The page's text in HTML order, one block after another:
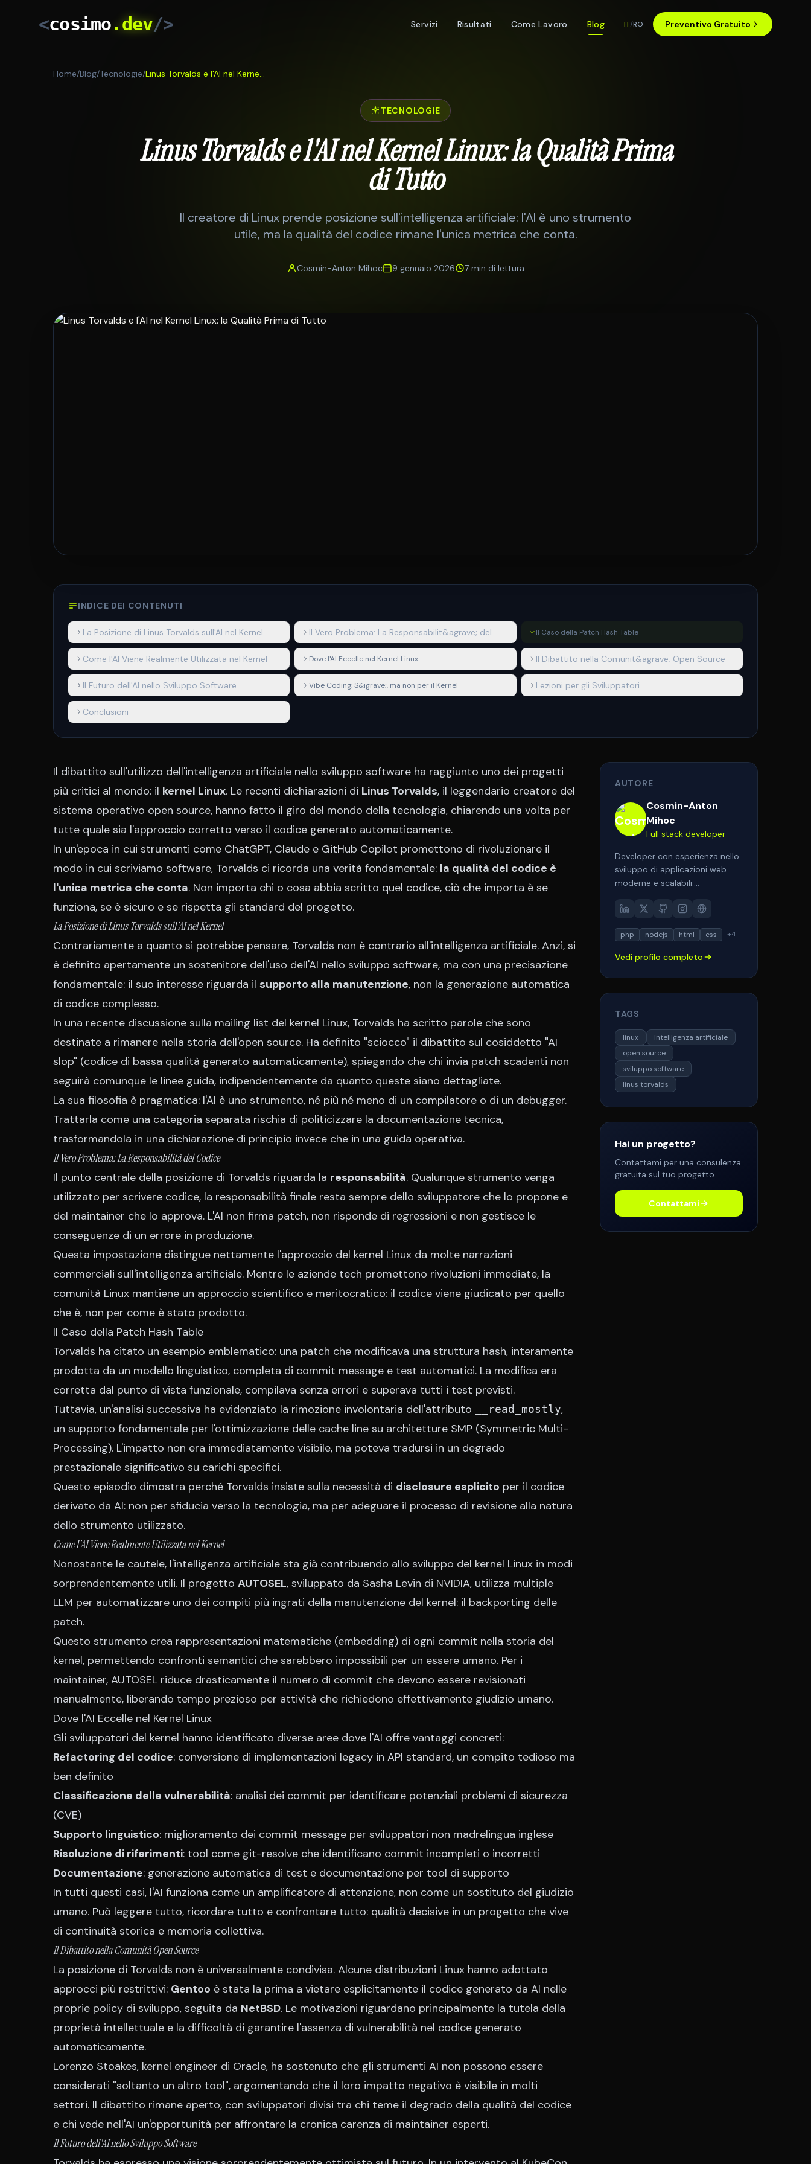
<cosimo.dev/> Servizi Risultati Come Lavoro Blog IT/RO Preventivo Gratuito
Home/Blog/Tecnologie/ Linus Torvalds e l'AI nel Kernel Linux: la Qualità Prima di Tutto
TECNOLOGIE
Linus Torvalds e l'AI nel Kernel Linux: la Qualità Prima
di Tutto
Il creatore di Linux prende posizione sull'intelligenza artificiale: l'AI è uno strumento
utile, ma la qualità del codice rimane l'unica metrica che conta.
Cosmin-Anton Mihoc 9 gennaio 2026 7 min di lettura
INDICE DEI CONTENUTI
La Posizione di Linus Torvalds sull'AI nel Kernel
Il Vero Problema: La Responsabilit&agrave; del
Codice
Il Caso della Patch Hash Table
Come l'AI Viene Realmente Utilizzata nel Kernel Dove l'AI Eccelle nel Kernel Linux Il Dibattito nella Comunit&agrave; Open Source
Il Futuro dell'AI nello Sviluppo Software Vibe Coding: S&igrave;, ma non per il Kernel Lezioni per gli Sviluppatori
Conclusioni
Il dibattito sull'utilizzo dell'intelligenza artificiale nello sviluppo software ha raggiunto uno dei progetti
più critici al mondo: il kernel Linux. Le recenti dichiarazioni di Linus Torvalds, il leggendario creatore del
sistema operativo open source, hanno fatto il giro del mondo della tecnologia, chiarendo una volta per
tutte quale sia l'approccio corretto verso il codice generato automaticamente.
In un'epoca in cui strumenti come ChatGPT, Claude e GitHub Copilot promettono di rivoluzionare il
modo in cui scriviamo software, Torvalds ci ricorda una verità fondamentale: la qualità del codice è
l'unica metrica che conta. Non importa chi o cosa abbia scritto quel codice, ciò che importa è se
funziona, se è sicuro e se rispetta gli standard del progetto.
La Posizione di Linus Torvalds sull'AI nel Kernel
Contrariamente a quanto si potrebbe pensare, Torvalds non è contrario all'intelligenza artificiale. Anzi, si
è definito apertamente un sostenitore dell'uso dell'AI nello sviluppo software, ma con una precisazione
fondamentale: il suo interesse riguarda il supporto alla manutenzione, non la generazione automatica
di codice complesso.
In una recente discussione sulla mailing list del kernel Linux, Torvalds ha scritto parole che sono
destinate a rimanere nella storia dell'open source. Ha definito "sciocco" il dibattito sul cosiddetto "AI
slop" (codice di bassa qualità generato automaticamente), spiegando che chi invia patch scadenti non
seguirà comunque le linee guida, indipendentemente da quanto queste siano dettagliate.
La sua filosofia è pragmatica: l'AI è uno strumento, né più né meno di un compilatore o di un debugger.
Trattarla come una categoria separata rischia di politicizzare la documentazione tecnica,
trasformandola in una dichiarazione di principio invece che in una guida operativa.
Il Vero Problema: La Responsabilità del Codice
Il punto centrale della posizione di Torvalds riguarda la responsabilità. Qualunque strumento venga
utilizzato per scrivere codice, la responsabilità finale resta sempre dello sviluppatore che lo propone e
del maintainer che lo approva. L'AI non firma patch, non risponde di regressioni e non gestisce le
conseguenze di un errore in produzione.
Questa impostazione distingue nettamente l'approccio del kernel Linux da molte narrazioni
commerciali sull'intelligenza artificiale. Mentre le aziende tech promettono rivoluzioni immediate, la
comunità Linux mantiene un approccio scientifico e meritocratico: il codice viene giudicato per quello
che è, non per come è stato prodotto.
Il Caso della Patch Hash Table
Torvalds ha citato un esempio emblematico: una patch che modificava una struttura hash, interamente
prodotta da un modello linguistico, completa di commit message e test automatici. La modifica era
corretta dal punto di vista funzionale, compilava senza errori e superava tutti i test previsti.
Tuttavia, un'analisi successiva ha evidenziato la rimozione involontaria dell'attributo
__read_mostly,
un supporto fondamentale per l'ottimizzazione delle cache line su architetture SMP (Symmetric Multi-
Processing). L'impatto non era immediatamente visibile, ma poteva tradursi in un degrado
prestazionale significativo su carichi specifici.
Questo episodio dimostra perché Torvalds insiste sulla necessità di disclosure esplicito per il codice
derivato da AI: non per sfiducia verso la tecnologia, ma per adeguare il processo di revisione alla natura
dello strumento utilizzato.
Come l'AI Viene Realmente Utilizzata nel Kernel
Nonostante le cautele, l'intelligenza artificiale sta già contribuendo allo sviluppo del kernel Linux in modi
sorprendentemente utili. Il progetto AUTOSEL, sviluppato da Sasha Levin di NVIDIA, utilizza multiple
LLM per automatizzare uno dei compiti più ingrati della manutenzione del kernel: il backporting delle
patch.
Questo strumento crea rappresentazioni matematiche (embedding) di ogni commit nella storia del
kernel, permettendo confronti semantici che sarebbero impossibili per un essere umano. Per i
maintainer, AUTOSEL riduce drasticamente il numero di commit che devono essere revisionati
manualmente, liberando tempo prezioso per attività che richiedono effettivamente giudizio umano.
Dove l'AI Eccelle nel Kernel Linux
Gli sviluppatori del kernel hanno identificato diverse aree dove l'AI offre vantaggi concreti:
Refactoring del codice: conversione di implementazioni legacy in API standard, un compito tedioso ma
ben definito
Classificazione delle vulnerabilità: analisi dei commit per identificare potenziali problemi di sicurezza
(CVE)
Supporto linguistico: miglioramento dei commit message per sviluppatori non madrelingua inglese
Risoluzione di riferimenti: tool come git-resolve che identificano commit incompleti o incorretti
Documentazione: generazione automatica di test e documentazione per tool di supporto
In tutti questi casi, l'AI funziona come un amplificatore di attenzione, non come un sostituto del giudizio
umano. Può leggere tutto, ricordare tutto e confrontare tutto: qualità decisive in un progetto che vive
di continuità storica e memoria collettiva.
Il Dibattito nella Comunità Open Source
La posizione di Torvalds non è universalmente condivisa. Alcune distribuzioni Linux hanno adottato
approcci più restrittivi: Gentoo è stata la prima a vietare esplicitamente il codice generato da AI nelle
proprie policy di sviluppo, seguita da NetBSD. Le motivazioni riguardano principalmente la tutela della
proprietà intellettuale e la difficoltà di garantire l'assenza di vulnerabilità nel codice generato
automaticamente.
Lorenzo Stoakes, kernel engineer di Oracle, ha sostenuto che gli strumenti AI non possono essere
considerati "soltanto un altro tool", argomentando che il loro impatto negativo è visibile in molti
settori. Il dibattito rimane aperto, con sviluppatori divisi tra chi teme il degrado della qualità del codice
e chi vede nell'AI un'opportunità per affrontare la cronica carenza di maintainer esperti.
Il Futuro dell'AI nello Sviluppo Software
AUTORE
Cosmin-Anton
Mihoc
Full stack developer
Developer con esperienza nello
sviluppo di applicazioni web
moderne e scalabili.
Node.js e tecnologie frontend
Appassionato di architetture
experience. Aiuto aziende e
professionisti a trasformare le
php nodejs html css +4
Vedi profilo completo
TAGS
linux
intelligenza artificiale
open source
sviluppo software
linus torvalds
Hai un progetto?
Contattami per una consulenza
gratuita sul tuo progetto.
Contattami